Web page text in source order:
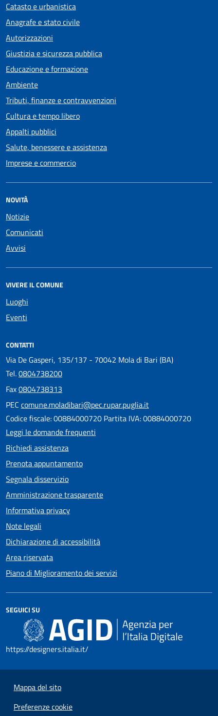
Catasto e urbanistica
Anagrafe e stato civile
Autorizzazioni
Giustizia e sicurezza pubblica
Educazione e formazione
Ambiente
Tributi, finanze e contravvenzioni
Cultura e tempo libero
Appalti pubblici
Salute, benessere e assistenza
Imprese e commercio
NOVITÀ
Notizie
Comunicati
Avvisi
VIVERE IL COMUNE
Luoghi
Eventi
CONTATTI
Via De Gasperi, 135/137 - 70042 Mola di Bari (BA)
Tel.0804738200
Fax0804738313
PEC comune.moladibari@pec.rupar.puglia.it
Codice fiscale: 00884000720 Partita IVA: 00884000720
Leggi le domande frequenti
Richiedi assistenza
Prenota appuntamento
Segnala disservizio
Amministrazione trasparente
Informativa privacy
Note legali
Dichiarazione di accessibilità
Area riservata
Piano di Miglioramento dei servizi
SEGUICI SU
https://designers.italia.it/
Mappa del sito
Preferenze cookie